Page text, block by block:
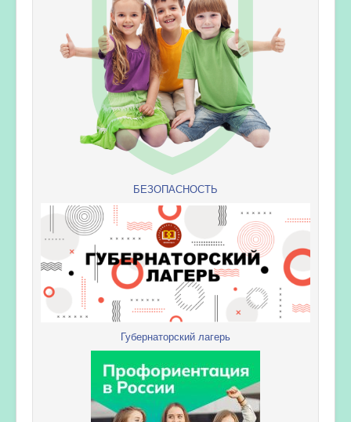
БЕЗОПАСНОСТЬ
Губернаторский лагерь